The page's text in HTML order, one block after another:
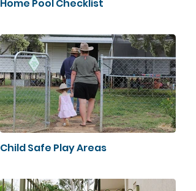
Home Pool Checklist
Child Safe Play Areas